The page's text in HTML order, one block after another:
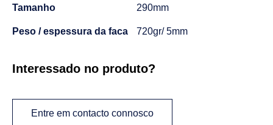
Tamanho 290mm
Peso / espessura da faca 720gr/ 5mm
Interessado no produto?
Entre em contacto connosco